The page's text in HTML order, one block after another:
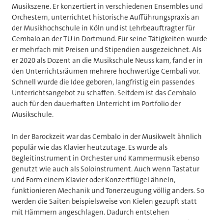
Musikszene. Er konzertiert in verschiedenen Ensembles und
Orchestern, unterrichtet historische Aufführungspraxis an
der Musikhochschule in Köln und ist Lehrbeauftragter für
Cembalo an der TU in Dortmund. Für seine Tätigkeiten wurde
er mehrfach mit Preisen und Stipendien ausgezeichnet. Als
er 2020 als Dozent an die Musikschule Neuss kam, fand er in
den Unterrichtsräumen mehrere hochwertige Cembali vor.
Schnell wurde die Idee geboren, langfristig ein passendes
Unterrichtsangebot zu schaffen. Seitdem ist das Cembalo
auch für den dauerhaften Unterricht im Portfolio der
Musikschule.
In der Barockzeit war das Cembalo in der Musikwelt ähnlich
populär wie das Klavier heutzutage. Es wurde als
Begleitinstrument in Orchester und Kammermusik ebenso
genutzt wie auch als Soloinstrument. Auch wenn Tastatur
und Form einem Klavier oder Konzertflügel ähneln,
funktionieren Mechanik und Tonerzeugung völlig anders. So
werden die Saiten beispielsweise von Kielen gezupft statt
mit Hämmern angeschlagen. Dadurch entstehen